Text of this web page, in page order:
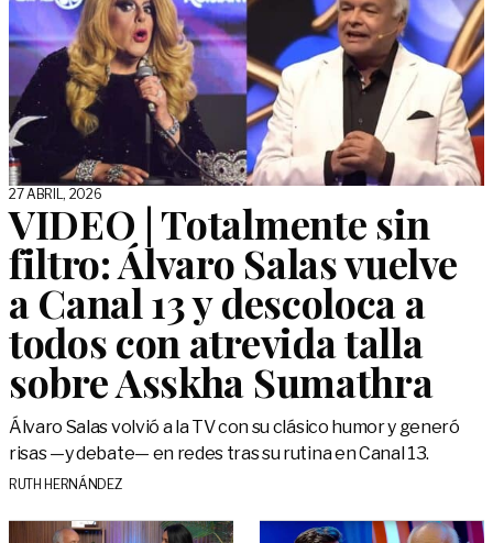
27 ABRIL, 2026
VIDEO | Totalmente sin
filtro: Álvaro Salas vuelve
a Canal 13 y descoloca a
todos con atrevida talla
sobre Asskha Sumathra
Álvaro Salas volvió a la TV con su clásico humor y generó
risas —y debate— en redes tras su rutina en Canal 13.
RUTH HERNÁNDEZ